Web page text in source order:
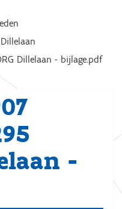
Dillelaan - bijlage.pdf
-